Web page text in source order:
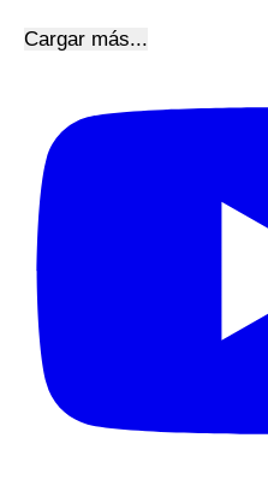
Cargar más...